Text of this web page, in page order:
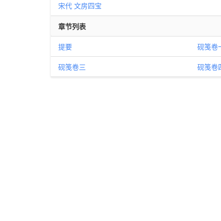
宋代 文房四宝
章节列表
提要 砚笺卷
砚笺卷三 砚笺卷